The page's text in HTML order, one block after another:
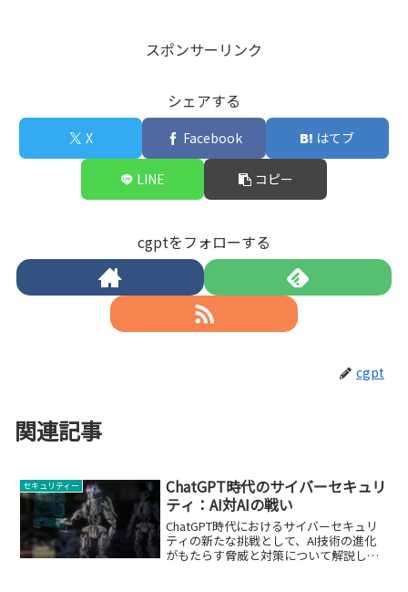
スポンサーリンク
シェアする
X Facebook はてブ
LINE コピー
cgptをフォローする
cgpt
関連記事
セキュリティー
ChatGPT時代のサイバーセキュリ
ティ：AI対AIの戦い
ChatGPT時代におけるサイバーセキュリ
ティの新たな挑戦として、AI技術の進化
がもたらす脅威と対策について解説しま